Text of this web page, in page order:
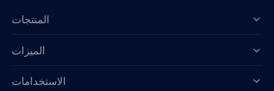
المنتجات
الميزات
الاستخدامات